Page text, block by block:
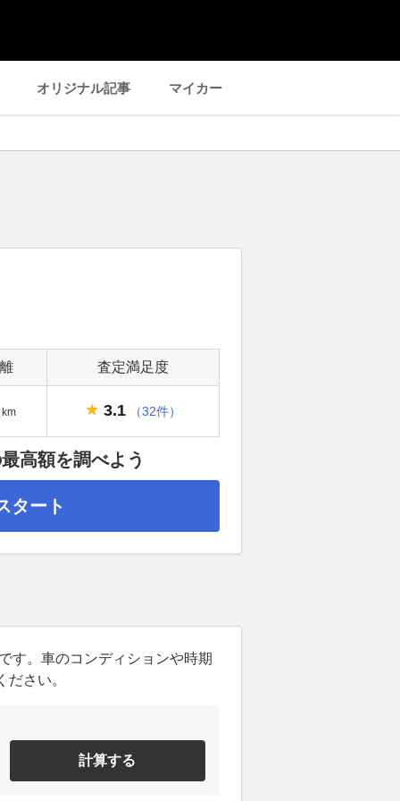
オリジナル記事 マイカー
査定満足度
km 3.1 （32件）
高額を調べよう
タート
す。車のコンディションや時期
さい。
計算する